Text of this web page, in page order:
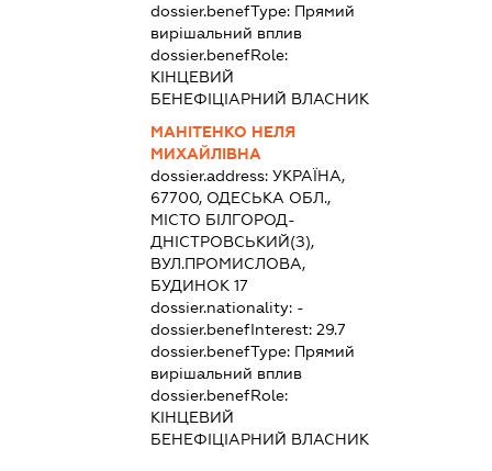
dossier.benefType: Прямий
вирішальний вплив
dossier.benefRole:
КІНЦЕВИЙ
БЕНЕФІЦІАРНИЙ ВЛАСНИК
МАНІТЕНКО НЕЛЯ
МИХАЙЛІВНА
dossier.address: УКРАЇНА,
67700, ОДЕСЬКА ОБЛ.,
МІСТО БІЛГОРОД-
ДНІСТРОВСЬКИЙ(З),
ВУЛ.ПРОМИСЛОВА,
БУДИНОК 17
dossier.nationality: -
dossier.benefInterest: 29.7
dossier.benefType: Прямий
вирішальний вплив
dossier.benefRole:
КІНЦЕВИЙ
БЕНЕФІЦІАРНИЙ ВЛАСНИК